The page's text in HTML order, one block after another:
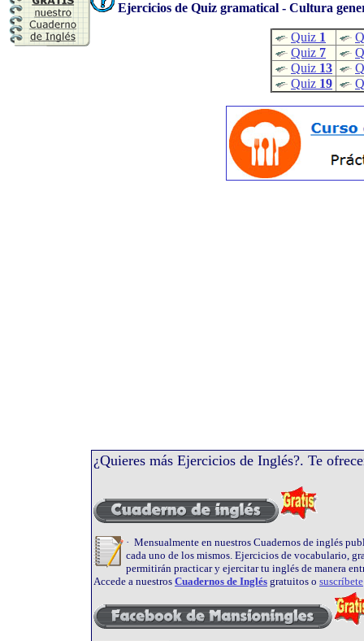
Ejercicios de Quiz gramatical - Cultura
Quiz 1
Quiz 7
Quiz 13
Quiz 19
¿Quieres más Ejercicios de Inglés?. Te
· Mensualmente en nuestros Cuadernos de inglés
cada uno de los mismos. Ejercicios de vocabulario,
permitirán practicar y ejercitar tu inglés de manera
Accede a nuestros Cuadernos de Inglés gratuitos o suscríbete